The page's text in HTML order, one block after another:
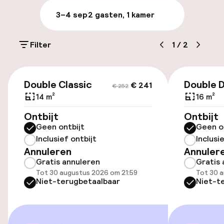
Bagageruimte
Parkeergelegenheid op eigen terrein
(buiten)
Openbaar parkeren
Luchthavenshuttle
Transferservice
Toegankelijkheid
3–4 sep2 gasten, 1 kamer
Filter 1 / 2
€ 252 € 241
Double Classic
14 m²
Ontbijt
Geen ontbijt
Inclusief ontbijt
Annuleren
Gratis annuleren
Tot 30 augustus 2026 om 21:59
Niet-terugbetaalbaar
Double
16 m²
Ontbijt
Geen
Gratis
Tot 30
Niet-